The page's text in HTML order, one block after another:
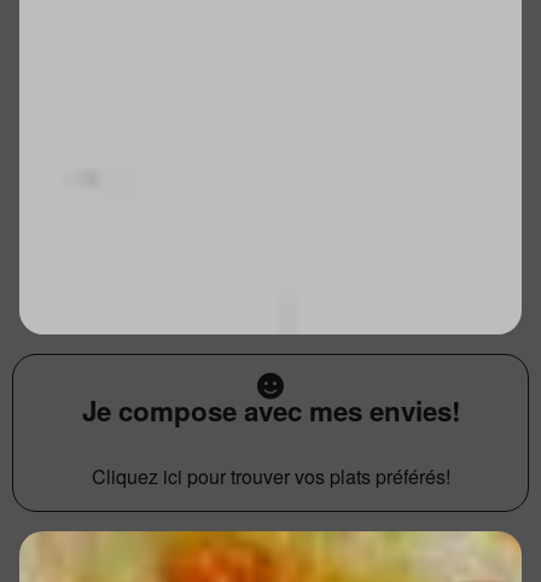
Je compose avec mes envies!
Cliquez ici pour trouver vos plats préférés!